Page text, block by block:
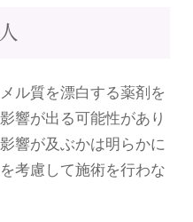
ル質を漂白する薬剤を
響が出る可能性があり
響が及ぶかは明らかに
考慮して施術を行わな